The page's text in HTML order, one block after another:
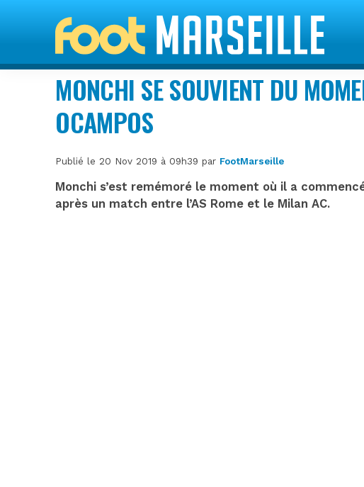
MONCHI SE SOUVIENT DU
OCAMPOS
Publié le 20 Nov 2019 à 09h39 par FootMarseille
Monchi s’est remémoré le moment où il a
après un match entre l’AS Rome et le Milan AC.